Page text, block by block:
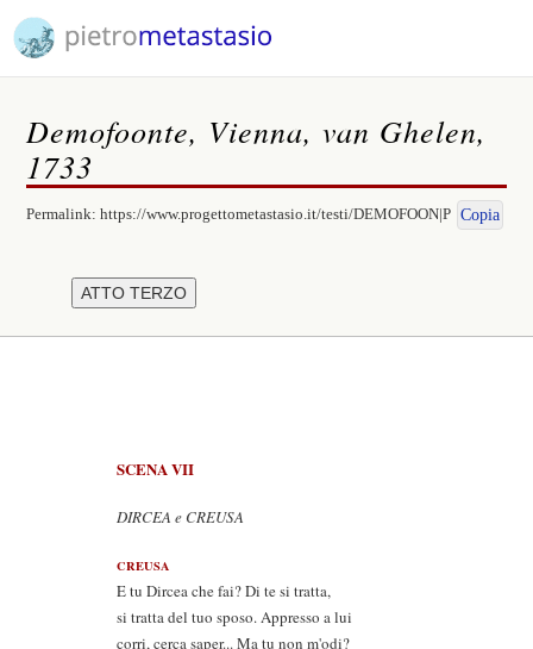
Demofoonte, Vienna, van Ghelen,
1733
Permalink:https://www.progettometastasio.it/testi/DEMOFOON|P Copia
SCENA VII
DIRCEA e CREUSA
CREUSA
E tu Dircea che fai? Di te si tratta,
si tratta del tuo sposo. Appresso a lui
corri, cerca saper... Ma tu non m'odi?